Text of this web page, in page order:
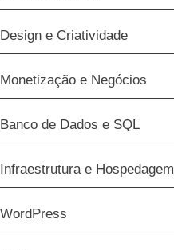
Design e Criatividade
Monetização e Negócios
Banco de Dados e SQL
Infraestrutura e Hospedagem
WordPress